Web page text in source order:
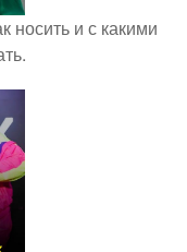
носить и с какими